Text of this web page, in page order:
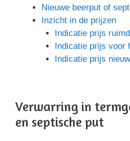
Nieuwe beerput of
Inzicht in de prijzen
Indicatie prijs
Indicatie prijs voor
Indicatie prijs
Verwarring in
en septische put